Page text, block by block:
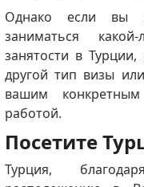
Однако если вы
заниматься
занятости в
другой тип визы
вашим
работой.
Посетите
Турция,